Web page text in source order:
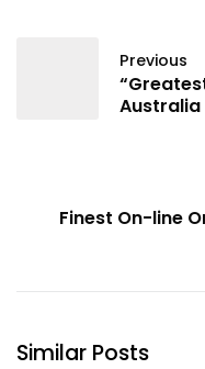
Previous
Australia
Finest On-line
Similar Posts